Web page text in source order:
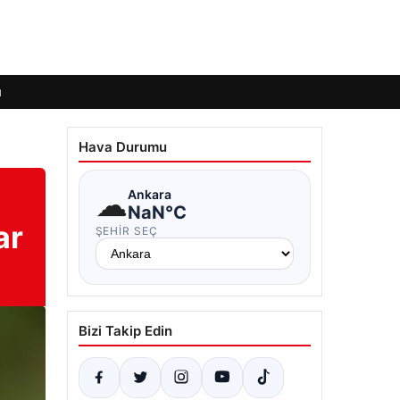
Hava Durumu
☁Ankara
NaN°C
ŞEHIR SEÇ
Bizi Takip Edin